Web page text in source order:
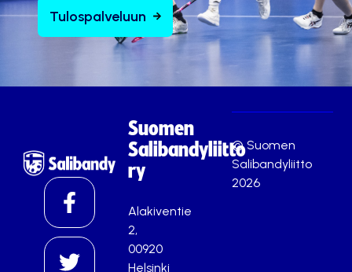
Tulospalveluun
Suomen
Salibandyliitto
ry
Alakiventie
2,
00920
Helsinki
© Suomen
Salibandyliitto
2026